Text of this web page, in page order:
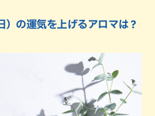
の運気を上げるアロマは？